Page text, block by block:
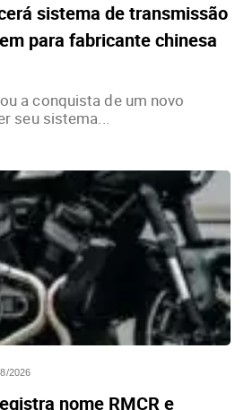
sistema de transmissão
para fabricante chinesa
a conquista de um novo
seu sistema...
2026
nome RMCR e